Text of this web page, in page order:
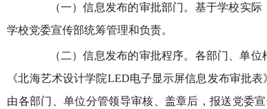
（一）信息发布的审批部门。基于学校实际
学校党委宣传部统筹管理和负责。
（二）信息发布的审批程序。各部门、单位
《北海艺术设计学院LED电子显示屏信息发布审批
由各部门、单位分管领导审核、盖章后，报送党委